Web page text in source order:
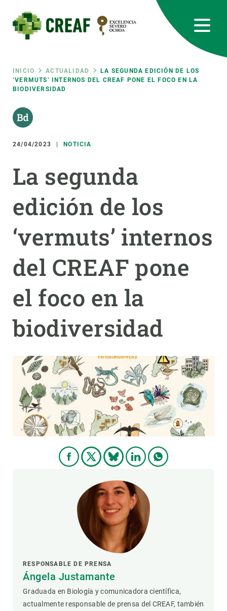
contenido
principal
Ruta
de
navegación
INICIO ACTUALIDAD
LA SEGUNDA EDICIÓN DE LOS
‘VERMUTS’ INTERNOS DEL CREAF PONE EL FOCO EN LA
BIODIVERSIDAD
24/04/2023 NOTICIA
La segunda
edición de los
‘vermuts’ internos
del CREAF pone
el foco en la
biodiversidad
RESPONSABLE DE PRENSA
Ángela Justamante
Graduada en Biología y comunicadora científica,
actualmente responsable de prensa del CREAF, también
RRSS
Featured
responsive
Responsive
menu
INVESTIGACIÓN
CIENCIA EN ACCIÓN
NOTICIAS Y AGENDA